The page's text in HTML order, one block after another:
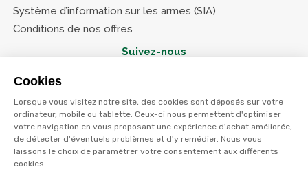
Cookies
Lorsque vous visitez notre site, des cookies sont déposés sur votre
ordinateur, mobile ou tablette. Ceux-ci nous permettent d'optimiser
votre navigation en vous proposant une expérience d'achat améliorée,
de détecter d'éventuels problèmes et d'y remédier. Nous vous
laissons le choix de paramétrer votre consentement aux différents
cookies.
Système d’information sur les armes (SIA)
Conditions de nos offres
Suivez-nous
© Terres et eaux 2026
Politique de confidentialité
Mentions légales
CGV